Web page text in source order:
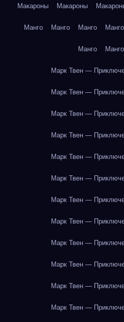
Макароны Макароны
Манго Манго Манго Манго
Манго Манго
Марк Твен —
Марк Твен —
Марк Твен —
Марк Твен —
Марк Твен —
Марк Твен —
Марк Твен —
Марк Твен —
Марк Твен —
Марк Твен —
Марк Твен —
Марк Твен —